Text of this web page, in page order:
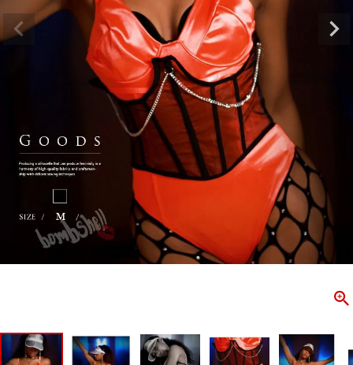
＝ボムシェル】はダンス衣装専門ブランド。
衣装ならお任せ！オリジナル衣装やダンス衣装のトータル
ィネートのご提案。 ボムシェルならではの最新で斬新な
えをお届け。 撮影で使用してる小物や靴などダンサー必
ーデはイメージしやすく、全てボムシェルでご購入可能。
とは差別化出来るしっかりした衣装のご提案はダンサー
ージ映えを全力で応援してます。
商品一覧
CONTENTS
「これど
好き女子
レッスン
PICKUP
新作